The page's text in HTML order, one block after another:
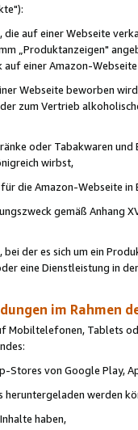
auf einer Webseite
„Produktanzeigen"
auf einer Amazon-
Webseite beworben
zum Vertrieb
oder Tabakwaren
wirbst,
die Amazon-Webseite in
gemäß Anhang
der es sich um ein
eine Dienstleistung in
im Rahmen
Mobiltelefonen, Tablets
Stores von Google Play,
heruntergeladen werden
haben,